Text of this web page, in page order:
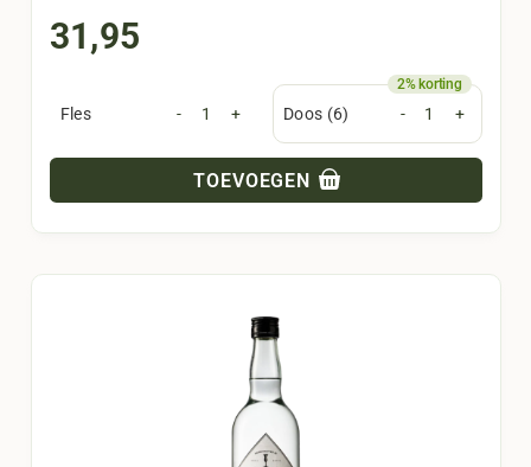
31,95
Fles - + Doos (6) - +
TOEVOEGEN